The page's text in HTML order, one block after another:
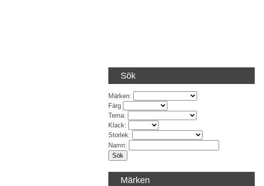
Sök
Märken:
Färg
Tema:
Klack:
Storlek:
Namn:
Märken